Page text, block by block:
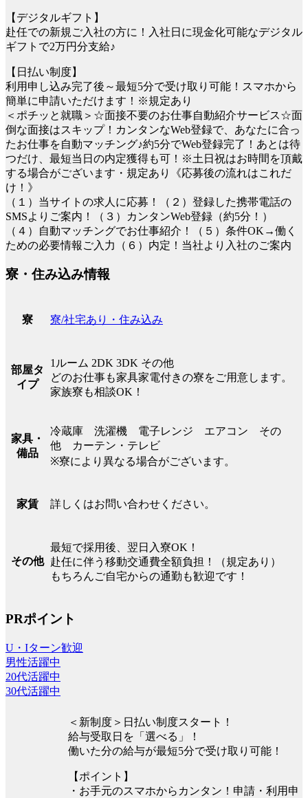
【デジタルギフト】
赴任での新規ご入社の方に！入社日に現金化可能なデジタル
ギフトで2万円分支給♪
【日払い制度】
利用申し込み完了後～最短5分で受け取り可能！スマホから
簡単に申請いただけます！※規定あり
＜ポチッと就職＞☆面接不要のお仕事自動紹介サービス☆面
倒な面接はスキップ！カンタンなWeb登録で、あなたに合っ
たお仕事を自動マッチング♪約5分でWeb登録完了！あとは待
つだけ、最短当日の内定獲得も可！※土日祝はお時間を頂戴
する場合がございます・規定あり《応募後の流れはこれだ
け！》
（１）当サイトの求人に応募！（２）登録した携帯電話の
SMSよりご案内！（３）カンタンWeb登録（約5分！）
（４）自動マッチングでお仕事紹介！（５）条件OK→働く
ための必要情報ご入力（６）内定！当社より入社のご案内
寮・住み込み情報
寮 寮/社宅あり・住み込み
部屋タ
イプ
1ルーム 2DK 3DK その他
どのお仕事も家具家電付きの寮をご用意します。
家族寮も相談OK！
家具・
備品
冷蔵庫 洗濯機 電子レンジ エアコン その
他 カーテン・テレビ
※寮により異なる場合がございます。
家賃 詳しくはお問い合わせください。
その他
最短で採用後、翌日入寮OK！
赴任に伴う移動交通費全額負担！（規定あり）
もちろんご自宅からの通勤も歓迎です！
PRポイント
U・Iターン歓迎
男性活躍中
20代活躍中
30代活躍中
＜新制度＞日払い制度スタート！
給与受取日を「選べる」！
働いた分の給与が最短5分で受け取り可能！
【ポイント】
・お手元のスマホからカンタン！申請・利用申